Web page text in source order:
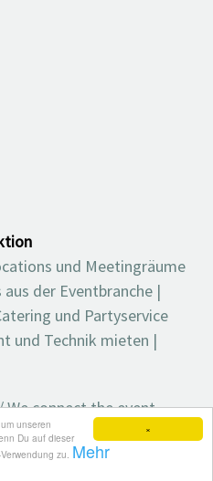
×
unseren
Du auf dieser
zu. Mehr
und Meetingräume
der Eventbranche |
und Partyservice
und Technik mieten |
connect the event
die Eventplanung /
und mehr